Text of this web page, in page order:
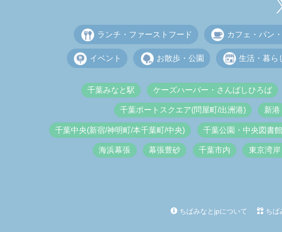
ランチ・ファーストフード カフェ・パン
イベント お散歩・公園 生活・暮ら
千葉みなと駅 ケーズハーバー・さんばしひろば
千葉ポートスクエア(問屋町/出洲港) 新港
千葉中央(新宿/神明町/本千葉町/中央) 千葉公園・中央図書
海浜幕張 幕張豊砂 千葉市内 東京湾
ちばみなとjpについて ちば